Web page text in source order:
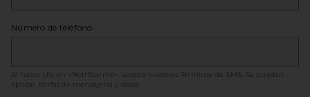
Número de teléfono
Al hacer clic en «Notificarme», acepta nuestras Términos de SMS
. Se pueden
aplicar tarifas de mensajería y datos.